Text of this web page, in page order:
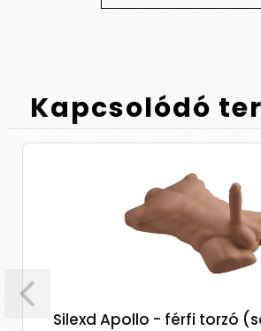
Kapcsolódó
Silexd Apollo - férfi torzó